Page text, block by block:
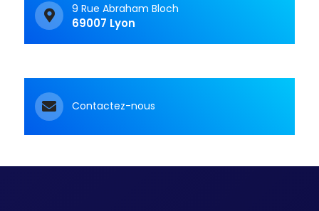
9 Rue Abraham Bloch
69007 Lyon
Contactez-nous